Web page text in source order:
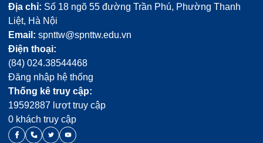
Địa chỉ: Số 18 ngõ 55 đường Trần Phú, Phường Thanh
Liệt, Hà Nội
Email: spnttw@spnttw.edu.vn
Điện thoại:
(84) 024.38544468
Đăng nhập hệ thống
Thống kê truy cập:
19592887 lượt truy cập
0 khách truy cập